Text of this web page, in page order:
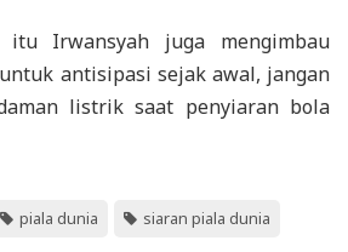
itu Irwansyah juga mengimbau
antisipasi sejak awal, jangan
listrik saat penyiaran bola
piala dunia siaran piala dunia